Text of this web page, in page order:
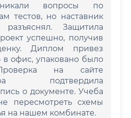
вопросы по
тестов, но наставник
Защитила
успешно, получив
Диплом привез
офис, упаковано было
на сайте
подтвердила
о документе. Учеба
пересмотреть схемы
на нашем комбинате.